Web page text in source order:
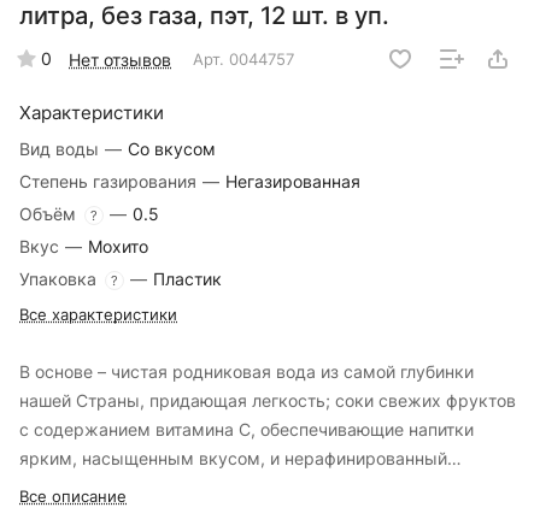
литра, без газа, пэт, 12 шт. в уп.
0 Нет отзывов Арт. 0044757
Характеристики
Вид воды — Со вкусом
Степень газирования — Негазированная
Объём
? — 0.5
Вкус — Мохито
Упаковка
? — Пластик
Все характеристики
В основе – чистая родниковая вода из самой глубинки
нашей Страны, придающая легкость; соки свежих фруктов
с содержанием витамина С, обеспечивающие напитки
ярким, насыщенным вкусом, и нерафинированный
тростниковый сахар, натуральный подсластитель, не
Все описание